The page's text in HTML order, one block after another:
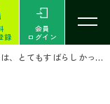
録
会員
ログイン
てもすばらしかったです。